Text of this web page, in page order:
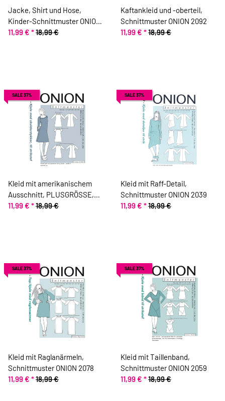
Jacke, Shirt und Hose,
Kinder-Schnittmuster ONION
20035
11,99 € *18,99 €
Kaftankleid und -oberteil,
Schnittmuster ONION 2092
11,99 € *18,99 €
SALE 37%
Kleid mit amerikanischem
Ausschnitt, PLUSGRÖSSE,
Schnittmuster ONION 9003
11,99 € *18,99 €
SALE 37%
Kleid mit Raff-Detail,
Schnittmuster ONION 2039
11,99 € *18,99 €
SALE 37%
Kleid mit Raglanärmeln,
Schnittmuster ONION 2078
11,99 € *18,99 €
SALE 37%
Kleid mit Taillenband,
Schnittmuster ONION 2059
11,99 € *18,99 €